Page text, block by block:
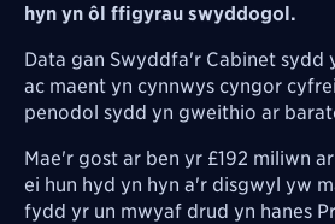
hyn yn ôl ffigyrau swyddogol.
Data gan Swyddfa'r Cabinet sydd
ac maent yn cynnwys cyngor
penodol sydd yn gweithio ar
Mae'r gost ar ben yr £192 miliwn
ei hun hyd yn hyn a'r disgwyl yw
fydd yr un mwyaf drud yn hanes